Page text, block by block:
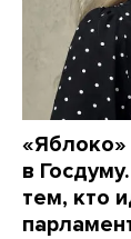
«Яблоко»
в
тем, кто